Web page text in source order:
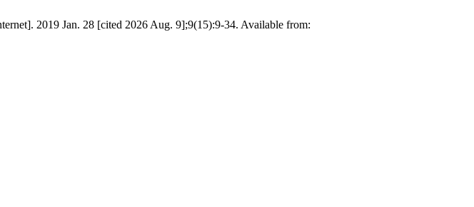
2019 Jan. 28 [cited 2026 Aug. 9];9(15):9-34. Available from: